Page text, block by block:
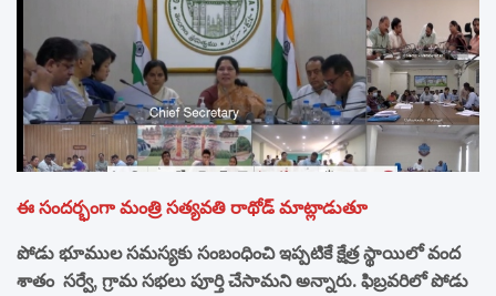
ఈ సందర్భంగా మంత్రి సత్యవతి రాథోడ్ మాట్లాడుతూ
పోడు భూముల సమస్యకు సంబంధించి ఇప్పటికే క్షేత్ర స్థాయిలో వంద
శాతం సర్వే, గ్రామ సభలు పూర్తి చేసామని అన్నారు. ఫిబ్రవరిలో పోడు